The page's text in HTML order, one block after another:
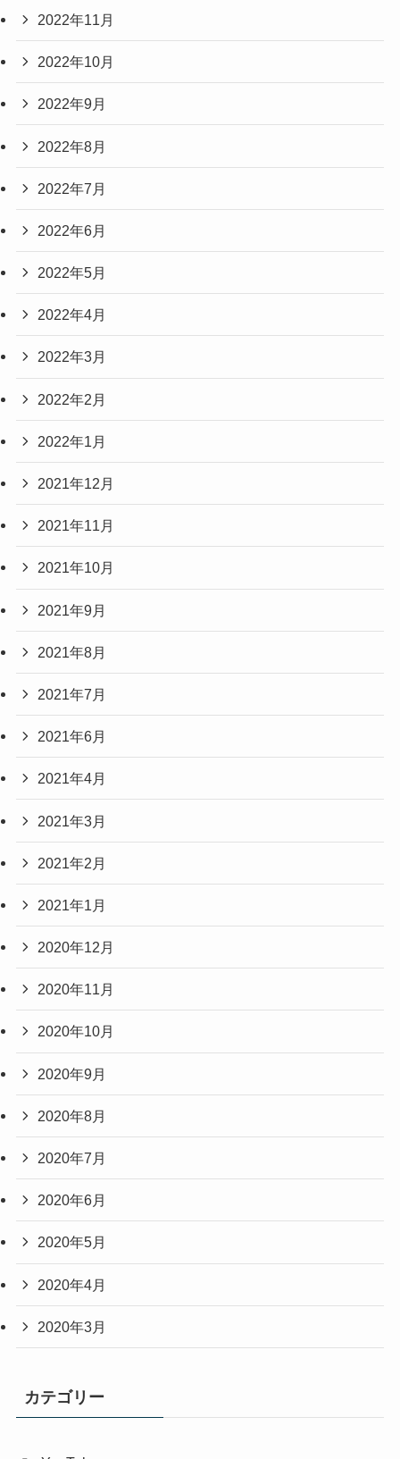
2022年11月
2022年10月
2022年9月
2022年8月
2022年7月
2022年6月
2022年5月
2022年4月
2022年3月
2022年2月
2022年1月
2021年12月
2021年11月
2021年10月
2021年9月
2021年8月
2021年7月
2021年6月
2021年4月
2021年3月
2021年2月
2021年1月
2020年12月
2020年11月
2020年10月
2020年9月
2020年8月
2020年7月
2020年6月
2020年5月
2020年4月
2020年3月
カテゴリー